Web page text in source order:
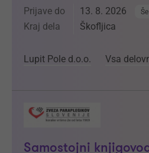
Prijave do 13. 8. 2026
Kraj dela Škofljica
Lupit Pole d.o.o. Vsa
Samostojni